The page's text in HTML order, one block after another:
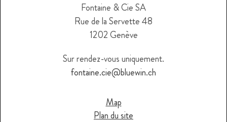
Fontaine & Cie SA
Rue de la Servette 48
1202 Genève
Sur rendez-vous uniquement.
fontaine.cie@bluewin.ch
Map
Plan du site